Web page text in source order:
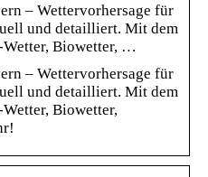
– Wettervorhersage für
und detailliert. Mit dem
Wetter, Biowetter, …
– Wettervorhersage für
und detailliert. Mit dem
Biowetter,